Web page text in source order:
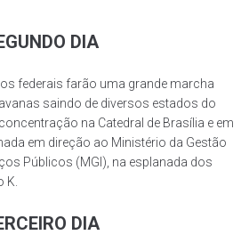
DIA
federais farão uma grande marcha
saindo de diversos estados do
na Catedral de Brasília e em
em direção ao Ministério da Gestão
Públicos (MGI), na esplanada dos
K.
DIA